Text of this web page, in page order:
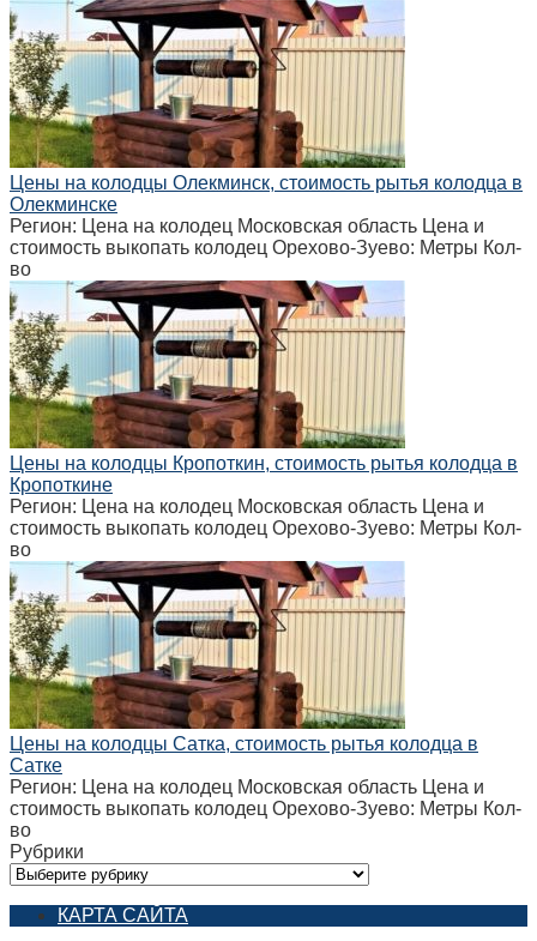
Цены на колодцы Олекминск, стоимость рытья колодца в
Олекминске
Регион: Цена на колодец Московская область Цена и
стоимость выкопать колодец Орехово-Зуево: Метры Кол-
во
Цены на колодцы Кропоткин, стоимость рытья колодца в
Кропоткине
Регион: Цена на колодец Московская область Цена и
стоимость выкопать колодец Орехово-Зуево: Метры Кол-
во
Цены на колодцы Сатка, стоимость рытья колодца в
Сатке
Регион: Цена на колодец Московская область Цена и
стоимость выкопать колодец Орехово-Зуево: Метры Кол-
во
Рубрики
Рубрики
КАРТА САЙТА